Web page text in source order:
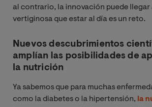
al contrario, la innovación puede llegar
vertiginosa que estar al día es un reto.
Nuevos descubrimientos
amplían las posibilidades de
la nutrición
Ya sabemos que para muchas
como la diabetes o la hipertensión, la